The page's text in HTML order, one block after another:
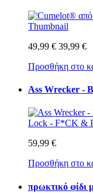
49,99 € 39,99 €
Προσθήκη στο
Ass Wrecker -
59,99 €
Προσθήκη στο
πρωκτικό φίδι